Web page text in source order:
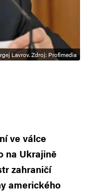
Lavrov. Zdroj: Profimedia
ve válce
na Ukrajině
zahraničí
amerického